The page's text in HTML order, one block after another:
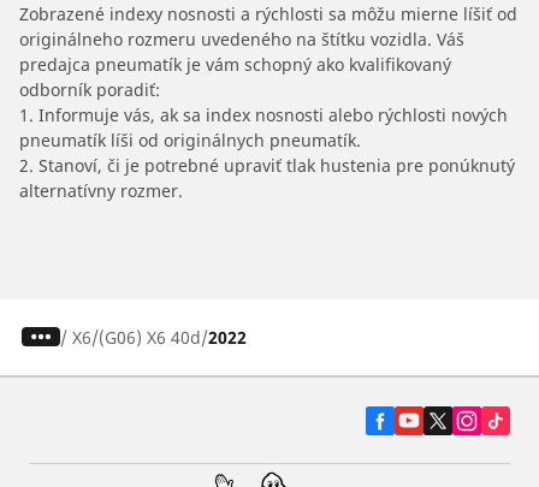
Zobrazené indexy nosnosti a rýchlosti sa môžu mierne líšiť od
originálneho rozmeru uvedeného na štítku vozidla. Váš
predajca pneumatík je vám schopný ako kvalifikovaný
odborník poradiť:
1. Informuje vás, ak sa index nosnosti alebo rýchlosti nových
pneumatík líši od originálnych pneumatík.
2. Stanoví, či je potrebné upraviť tlak hustenia pre ponúknutý
alternatívny rozmer.
/ X6 (G06) X6 40d 2022